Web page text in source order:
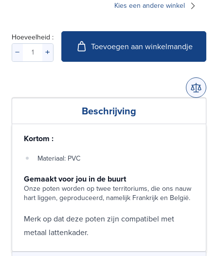
Kies een andere winkel
Hoeveelheid :
Toevoegen aan winkelmandje
Beschrijving
Kortom :
Materiaal: PVC
Gemaakt voor jou in de buurt
Onze poten worden op twee territoriums, die ons nauw
hart liggen, geproduceerd, namelijk Frankrijk en België.
Merk op dat deze poten zijn compatibel met
metaal lattenkader.